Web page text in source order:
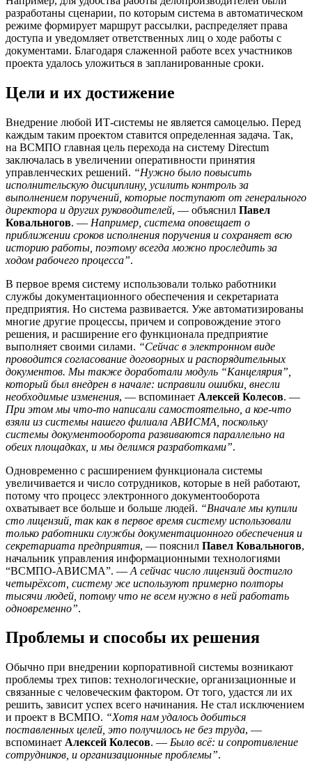
разработаны сценарии, по которым система в автоматическом
режиме формирует маршрут рассылки, распределяет права
доступа и уведомляет ответственных лиц о ходе работы с
документами. Благодаря слаженной работе всех участников
проекта удалось уложиться в запланированные сроки.
Цели и их достижение
Внедрение любой ИТ-системы не является самоцелью. Перед
каждым таким проектом ставится определенная задача. Так,
на ВСМПО главная цель перехода на систему Directum
заключалась в увеличении оперативности принятия
управленческих решений. “Нужно было повысить
исполнительскую дисциплину, усилить контроль за
выполнением поручений, которые поступают от генерального
директора и других руководителей, — объяснил Павел
Ковальногов. — Например, система оповещает о
приближении сроков исполнения поручения и сохраняет всю
историю работы, поэтому всегда можно проследить за
ходом рабочего процесса”.
В первое время систему использовали только работники
службы документационного обеспечения и секретариата
предприятия. Но система развивается. Уже автоматизированы
многие другие процессы, причем и сопровождение этого
решения, и расширение его функционала предприятие
выполняет своими силами. “Сейчас в электронном виде
проводится согласование договорных и распорядительных
документов. Мы также доработали модуль “Канцелярия”,
который был внедрен в начале: исправили ошибки, внесли
необходимые изменения, — вспоминает Алексей Колесов. —
При этом мы что-то написали самостоятельно, а кое-что
взяли из системы нашего филиала АВИСМА, поскольку
системы документооборота развиваются параллельно на
обеих площадках, и мы делимся разработками”.
Одновременно с расширением функционала системы
увеличивается и число сотрудников, которые в ней работают,
потому что процесс электронного документооборота
охватывает все больше и больше людей. “Вначале мы купили
сто лицензий, так как в первое время систему использовали
только работники службы документационного обеспечения и
секретариата предприятия, — пояснил Павел Ковальногов,
начальник управления информационными технологиями
“ВСМПО-АВИСМА”. — А сейчас число лицензий достигло
четырёхсот, систему же используют примерно полторы
тысячи людей, потому что не всем нужно в ней работать
одновременно”.
Проблемы и способы их решения
Обычно при внедрении корпоративной системы возникают
проблемы трех типов: технологические, организационные и
связанные с человеческим фактором. От того, удастся ли их
решить, зависит успех всего начинания. Не стал исключением
и проект в ВСМПО. “Хотя нам удалось добиться
поставленных целей, это получилось не без труда, —
вспоминает Алексей Колесов. — Было всё: и сопротивление
сотрудников, и организационные проблемы”.